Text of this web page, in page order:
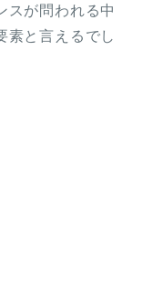
スが問われる中
素と言えるでし